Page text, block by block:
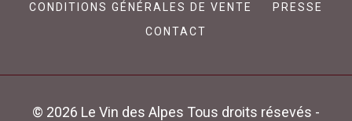
CONDITIONS GÉNÉRALES DE VENTE
PRESSE
CONTACT
© 2026 Le Vin des Alpes Tous droits résevés -